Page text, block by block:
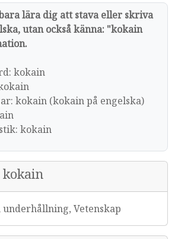
lära dig att stava eller skriva
utan också känna: "kokain
kokain
kokain (kokain på engelska)
kokain
underhållning, Vetenskap